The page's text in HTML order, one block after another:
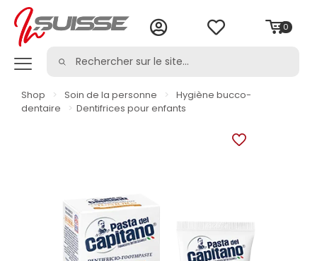
0
Shop > Soin de la personne >
Hygiène bucco-
dentaire
> Dentifrices pour enfants